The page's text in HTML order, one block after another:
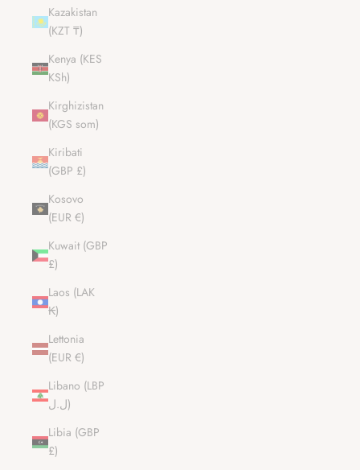
Kazakistan
(KZT ₸)
Kenya (KES
KSh)
Kirghizistan
(KGS som)
Kiribati
(GBP £)
Kosovo
(EUR €)
Kuwait (GBP
£)
Laos (LAK
₭)
Lettonia
(EUR €)
Libano (LBP
ل.ل)
Libia (GBP
£)